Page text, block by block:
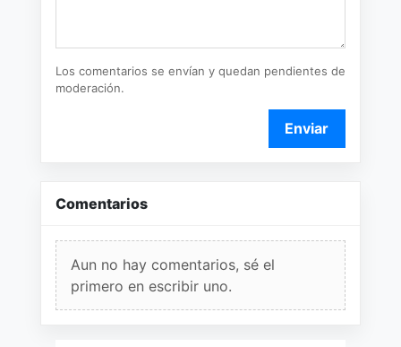
Los comentarios se envían y quedan pendientes de
moderación.
Enviar
Comentarios
Aun no hay comentarios, sé el
primero en escribir uno.